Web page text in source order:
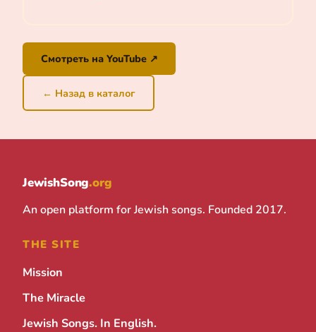
Смотреть на YouTube ↗
← Назад в каталог
JewishSong.org
An open platform for Jewish songs. Founded 2017.
THE SITE
Mission
The Miracle
Jewish Songs. In English.